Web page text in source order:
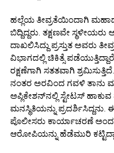
ಹಲ್ಲೆಯ ತೀವ್ರತೆಯಿಂದಾಗಿ
ಬಿದ್ದಿದ್ದರು. ತಕ್ಷಣವೇ
ದಾಖಲಿಸಿದ್ದು ಪ್ರಸ್ತುತ ಅವರು
ವಿಭಾಗದಲ್ಲಿ ಚಿಕಿತ್ಸೆ
ರಕ್ಷಣೆಗಾಗಿ ಸತತವಾಗಿ
ನಂತರ ಅರವಿಂದ ಗವಳಿ ತಾನು
ಅಪ್ಲಿಕೇಶನ್‌ನಲ್ಲಿ ಸ್ಟೇಟಸ್
ಮನಸ್ಥಿತಿಯನ್ನು ಪ್ರದರ್ಶಿಸಿದ್ದನು.
ಪೊಲೀಸರು ಕಾರ್ಯಾಚರಣೆ
ಆರೋಪಿಯನ್ನು ಹೆಡೆಮುರಿ